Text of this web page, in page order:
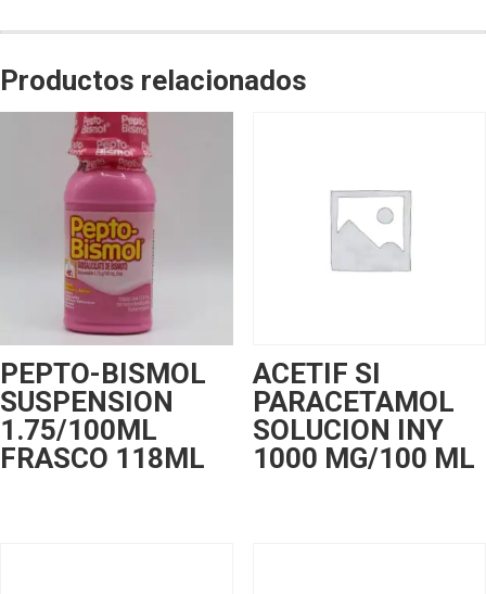
Productos relacionados
PEPTO-BISMOL
SUSPENSION
1.75/100ML
FRASCO 118ML
ACETIF SI
PARACETAMOL
SOLUCION INY
1000 MG/100 ML